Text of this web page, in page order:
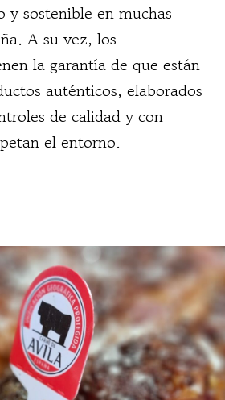
y sostenible en muchas
A su vez, los
la garantía de que están
auténticos, elaborados
de calidad y con
el entorno.